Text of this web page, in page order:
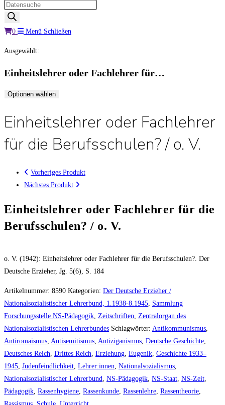
umschalten
Products
search
0
Menü Schließen
Ausgewählt:
Einheitslehrer oder Fachlehrer für…
Optionen wählen
Einheitslehrer oder Fachlehrer
für die Berufsschulen? / o. V.
Vorheriges Produkt
Nächstes Produkt
Einheitslehrer oder Fachlehrer für die
Berufsschulen? / o. V.
o. V. (1942): Einheitslehrer oder Fachlehrer für die Berufsschulen?. Der
Deutsche Erzieher, Jg. 5(6), S. 184
Artikelnummer: 8590 Kategorien: Der Deutsche Erzieher /
Nationalsozialistischer Lehrerbund, 1.1938-8.1945, Sammlung
Forschungsstelle NS-Pädagogik, Zeitschriften, Zentralorgan des
Nationalsozialistischen Lehrerbundes Schlagwörter: Antikommunismus,
Antiromaismus, Antisemitismus, Antiziganismus, Deutsche Geschichte,
Deutsches Reich, Drittes Reich, Erziehung, Eugenik, Geschichte 1933–
1945, Judenfeindlichkeit, Lehrer:innen, Nationalsozialismus,
Nationalsozialistischer Lehrerbund, NS-Pädagogik, NS-Staat, NS-Zeit,
Pädagogik, Rassenhygiene, Rassenkunde, Rassenlehre, Rassentheorie,